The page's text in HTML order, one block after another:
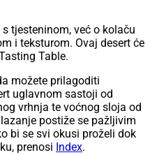
tjesteninom, već o kolaču
i teksturom. Ovaj desert će
Table.
možete prilagoditi
uglavnom sastoji od
vrhnja te voćnog sloja od
postiže se pažljivim
bi se svi okusi proželi dok
prenosi Index.